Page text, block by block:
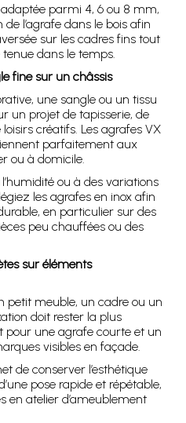
parmi 4, 6 ou 8 mm,
l’agrafe dans le bois afin
sur les cadres fins tout
dans le temps.
fine sur un châssis
une sangle ou un tissu
un projet de tapisserie, de
créatifs. Les agrafes VX
parfaitement aux
ou à domicile.
ou à des variations
les agrafes en inox afin
en particulier sur des
peu chauffées ou des
sur éléments
petit meuble, un cadre ou un
doit rester la plus
pour une agrafe courte et un
visibles en façade.
de conserver l’esthétique
pose rapide et répétable,
en atelier d’ameublement